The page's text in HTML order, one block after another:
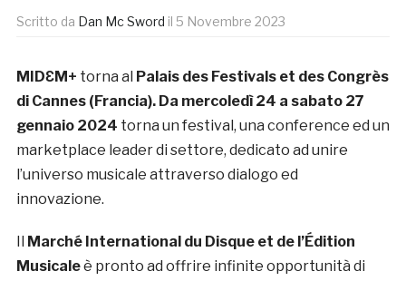
Scritto da Dan Mc Sword il 5 Novembre 2023
MIDƐM+ torna al Palais des Festivals et des Congrès
di Cannes (Francia). Da mercoledì 24 a sabato 27
gennaio 2024 torna un festival, una conference ed un
marketplace leader di settore, dedicato ad unire
l’universo musicale attraverso dialogo ed
innovazione.
Marché International du Disque et de l’Édition
Musicaleè pronto ad offrire infinite opportunità di